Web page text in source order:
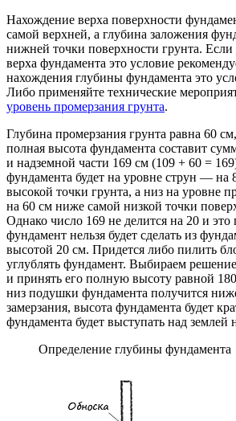
Нахождение верха поверхности
самой верхней, а глубина заложения
нижней точки поверхности грунта.
верха фундамента это условие
нахождения глубины фундамента это
Либо применяйте технические
уровень промерзания грунта.
Глубина промерзания грунта равна 60
полная высота фундамента составит
и надземной части 169 см (109 + 60 =
фундамента будет на уровне струн — на
высокой точки грунта, а низ на уровне
на 60 см ниже самой низкой точки
Однако число 169 не делится на 20 и это
фундамент нельзя будет сделать из
высотой 20 см. Придется либо пилить
углублять фундамент. Выбираем
и принять его полную высоту равной
низ подушки фундамента получится
замерзания, высота фундамента будет
фундамента будет выступать над землей
Определение глубины фундамента